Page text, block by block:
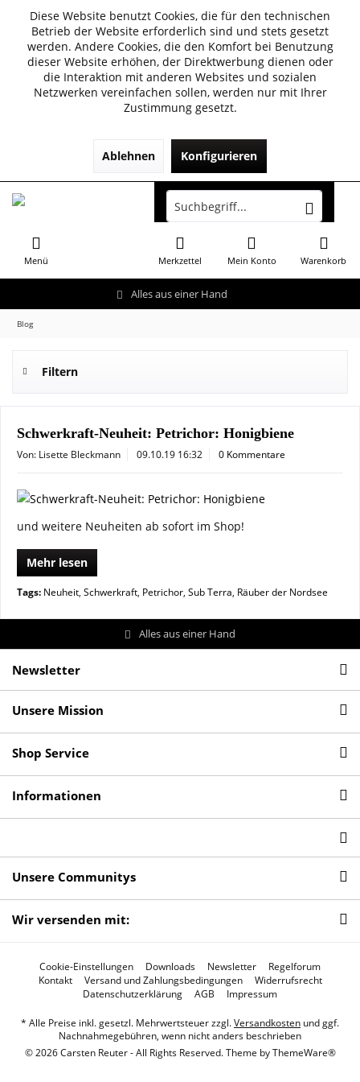
Diese Website benutzt Cookies, die für den technischen
Betrieb der Website erforderlich sind und stets gesetzt
werden. Andere Cookies, die den Komfort bei Benutzung
dieser Website erhöhen, der Direktwerbung dienen oder
die Interaktion mit anderen Websites und sozialen
Netzwerken vereinfachen sollen, werden nur mit Ihrer
Zustimmung gesetzt.
Ablehnen Konfigurieren
Alles aus einer Hand
Menü Warenkorb
Merkzettel Mein Konto
Blog
Filtern
Schwerkraft-Neuheit: Petrichor: Honigbiene
Von: Lisette Bleckmann 09.10.19 16:32 0 Kommentare
und weitere Neuheiten ab sofort im Shop!
Mehr lesen
Tags: Neuheit, Schwerkraft, Petrichor, Sub Terra, Räuber der Nordsee
Alles aus einer Hand
Newsletter
Unsere Mission
Shop Service
Informationen
Unsere Communitys
Wir versenden mit:
Cookie-Einstellungen Downloads Newsletter
Regelforum
Kontakt
Versand und Zahlungsbedingungen
Widerrufsrecht
Datenschutzerklärung
AGB Impressum
* Alle Preise inkl. gesetzl. Mehrwertsteuer zzgl.Versandkosten und ggf.
Nachnahmegebühren, wenn nicht anders beschrieben
© 2026 Carsten Reuter - All Rights Reserved. Theme byThemeWare®